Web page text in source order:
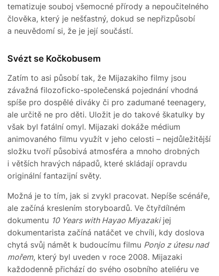
tematizuje souboj všemocné přírody a nepoučitelného
člověka, který je nešťastný, dokud se nepřizpůsobí
a neuvědomí si, že je její součástí.
Svézt se Kočkobusem
Zatím to asi působí tak, že Mijazakiho filmy jsou
závažná filozoficko-společenská pojednání vhodná
spíše pro dospělé diváky či pro zadumané teenagery,
ale určitě ne pro děti. Uložit je do takové škatulky by
však byl fatální omyl. Mijazaki dokáže médium
animovaného filmu využít v jeho celosti – nejdůležitější
složku tvoří působivá atmosféra a mnoho drobných
i větších hravých nápadů, které skládají opravdu
originální fantazijní světy.
Možná je to tím, jak si zvykl pracovat. Nepíše scénáře,
ale začíná kreslením storyboardů. Ve čtyřdílném
dokumentu 10 Years with Hayao Miyazakijej
dokumentarista začíná natáčet ve chvíli, kdy doslova
chytá svůj námět k budoucímu filmu Ponjo z útesu nad
mořem, který byl uveden v roce 2008. Mijazaki
každodenně přichází do svého osobního ateliéru ve